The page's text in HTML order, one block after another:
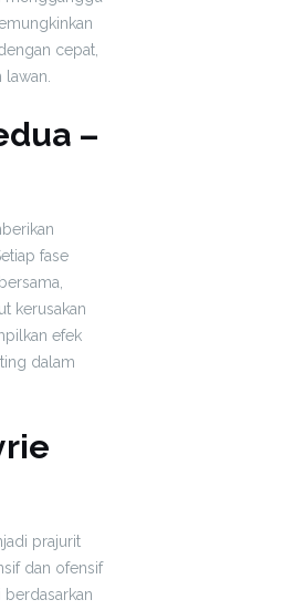
cepat,
–
fase
kerusakan
efek
dalam
prajurit
dan ofensif